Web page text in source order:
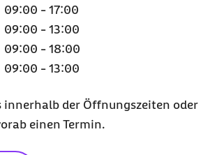
09:00 - 17:00
09:00 - 13:00
09:00 - 18:00
09:00 - 13:00
innerhalb der Öffnungszeiten oder
einen Termin.